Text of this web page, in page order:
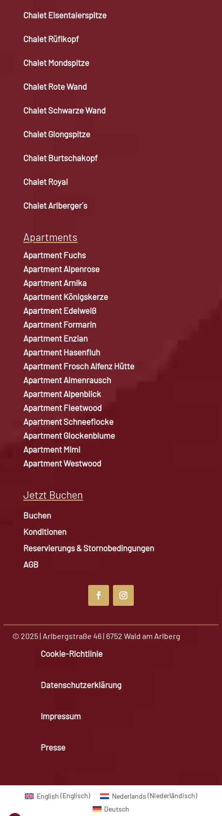
Chalet Eisentalerspitze
Chalet Rüfikopf
Chalet Mondspitze
Chalet Rote Wand
Chalet Schwarze Wand
Chalet Glongspitze
Chalet Burtschakopf
Chalet Royal
Chalet Arlberger´s
Apartments
Apartment Fuchs
Apartment Alpenrose
Apartment Arnika
Apartment Königskerze
Apartment Edelweiß
Apartment Formarin
Apartment Enzian
Apartment Hasenfluh
Apartment Frosch Alfenz Hütte
Apartment Almenrausch
Apartment Alpenblick
Apartment Fleetwood
Apartment Schneeflocke
Apartment Glockenblume
Apartment Mimi
Apartment Westwood
Jetzt Buchen
Buchen
Konditionen
Reservierungs & Stornobedingungen
AGB
© 2025 | Arlbergstraße 46 | 6752 Wald am Arlberg
Cookie-Richtlinie
Datenschutzerklärung
Impressum
Presse
English (Englisch) Nederlands (Niederländisch)
Deutsch